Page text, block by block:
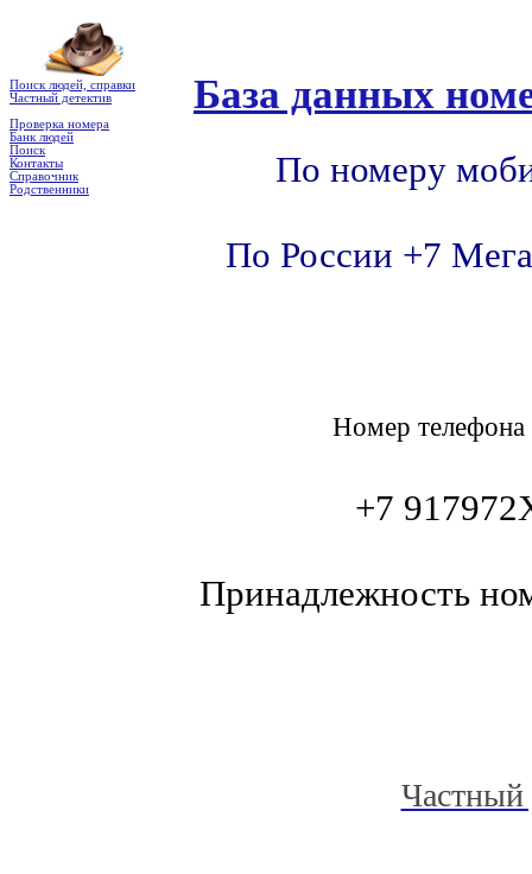
Поиск людей, справки
Частный детектив
Проверка номера
Банк людей
Поиск
Контакты
Справочник
Родственники
База данных
По номеру
По России +7
Номер
+7
Принадлежность
Частный